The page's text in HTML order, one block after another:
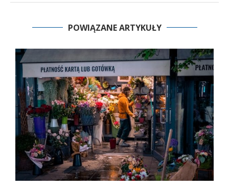
POWIĄZANE ARTYKUŁY